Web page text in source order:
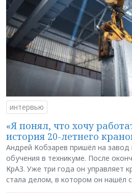
интервью
«Я понял, что хочу
история 20-летнего
Андрей Кобзарев пришёл на завод
обучения в техникуме. После
КрАЗ. Уже три года он управляет
стала делом, в котором он нашёл